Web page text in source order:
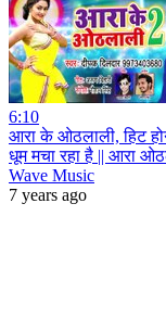
6:10
आरा के ओठलाली, हिट
धूम मचा रहा है || आरा
Wave Music
7 years ago